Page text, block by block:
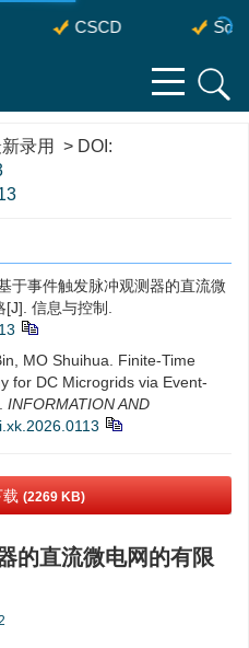
CSCD
录用 > DOI:
于事件触发脉冲观测器的直流微
信息与控制.
MO Shuihua. Finite-Time
for DC Microgrids via Event-
INFORMATION AND
(2269 KB)
的直流微电网的有限